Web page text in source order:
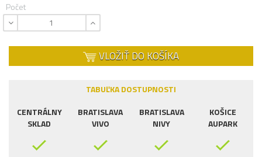
Počet
VLOŽIŤ DO KOŠÍKA
TABUĽKA DOSTUPNOSTI
CENTRÁLNY
SKLAD
BRATISLAVA
VIVO
BRATISLAVA
NIVY
KOŠICE
AUPARK